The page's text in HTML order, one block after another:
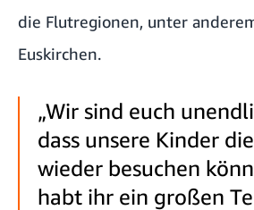
die Flutregionen, unter
Euskirchen.
„Wir sind euch
dass unsere Kinder
wieder besuchen
habt ihr ein großen